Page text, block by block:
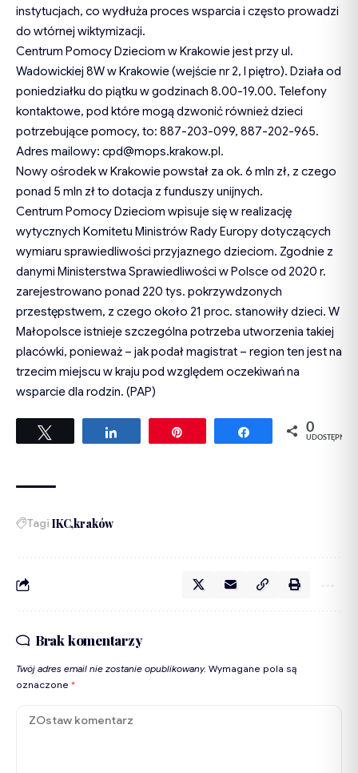
instytucjach, co wydłuża proces wsparcia i często prowadzi
do wtórnej wiktymizacji.
Centrum Pomocy Dzieciom w Krakowie jest przy ul.
Wadowickiej 8W w Krakowie (wejście nr 2, I piętro). Działa od
poniedziałku do piątku w godzinach 8.00-19.00. Telefony
kontaktowe, pod które mogą dzwonić również dzieci
potrzebujące pomocy, to: 887-203-099, 887-202-965.
Adres mailowy: cpd@mops.krakow.pl.
Nowy ośrodek w Krakowie powstał za ok. 6 mln zł, z czego
ponad 5 mln zł to dotacja z funduszy unijnych.
Centrum Pomocy Dzieciom wpisuje się w realizację
wytycznych Komitetu Ministrów Rady Europy dotyczących
wymiaru sprawiedliwości przyjaznego dzieciom. Zgodnie z
danymi Ministerstwa Sprawiedliwości w Polsce od 2020 r.
zarejestrowano ponad 220 tys. pokrzywdzonych
przestępstwem, z czego około 21 proc. stanowiły dzieci. W
Małopolsce istnieje szczególna potrzeba utworzenia takiej
placówki, ponieważ – jak podał magistrat – region ten jest na
trzecim miejscu w kraju pod względem oczekiwań na
wsparcie dla rodzin. (PAP)
Udostępnij Udostępnij
0
UDOSTĘPNIEŃ
Tagi IKC kraków
Brak komentarzy
Twój adres email nie zostanie opublikowany. Wymagane pola są
oznaczone *